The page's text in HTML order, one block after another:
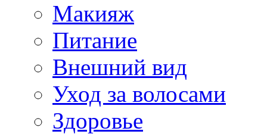
Макияж
Питание
Внешний вид
Уход за волосами
Здоровье